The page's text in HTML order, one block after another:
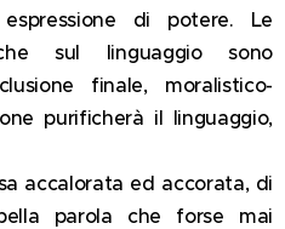
di potere. Le
sul linguaggio sono
finale, moralistico-
purificherà il linguaggio,
accalorata ed accorata, di
parola che forse mai